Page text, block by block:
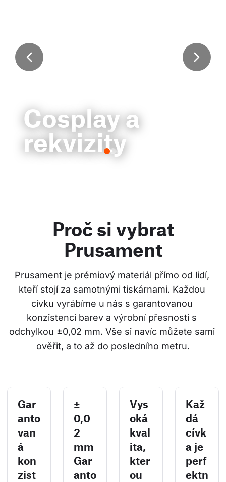
Cosplay a
rekvizity
Proč si vybrat
Prusament
Prusament je prémiový materiál přímo od lidí,
kteří stojí za samotnými tiskárnami. Každou
cívku vyrábíme u nás s garantovanou
konzistencí barev a výrobní přesností s
odchylkou ±0,02 mm. Vše si navíc můžete sami
ověřit, a to až do posledního metru.
Gar
anto
van
á
kon
zist
±
0,0
2
mm
Gar
anto
Vys
oká
kval
ita,
kter
ou
Kaž
dá
cívk
a je
perf
ektn